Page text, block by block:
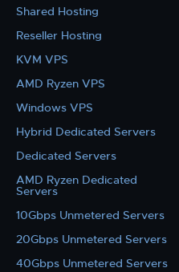
Shared Hosting
Reseller Hosting
KVM VPS
AMD Ryzen VPS
Windows VPS
Hybrid Dedicated Servers
Dedicated Servers
AMD Ryzen Dedicated
Servers
10Gbps Unmetered Servers
20Gbps Unmetered Servers
40Gbps Unmetered Servers